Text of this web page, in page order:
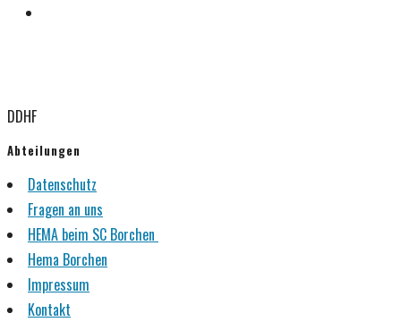
DDHF
Abteilungen
Datenschutz
Fragen an uns
HEMA beim SC Borchen
Hema Borchen
Impressum
Kontakt